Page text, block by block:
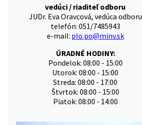
vedúci / riaditeľ odboru
JUDr. Eva Oravcová, vedúca odboru
telefón: 051/7485943
e-mail: plo.po@minv.sk
ÚRADNÉ HODINY:
Pondelok: 08:00 - 15:00
Utorok: 08:00 - 15:00
Streda: 08:00 - 17:00
Štvrtok: 08:00 - 15:00
Piatok: 08:00 - 14:00